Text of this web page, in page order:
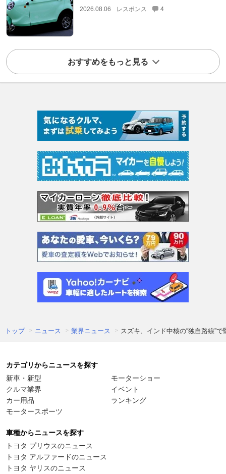
2026.08.06 レスポンス 4
おすすめをもっと見る
トップ ニュース 業界ニュース スズキ、インド中核の“独自路線”
カテゴリからニュースを探す
新車・新型
クルマ業界
カー用品
モータースポーツ
モーターショー
イベント
ランキング
車種からニュースを探す
トヨタ プリウスのニュース
トヨタ アルファードのニュース
トヨタ ヤリスのニュース